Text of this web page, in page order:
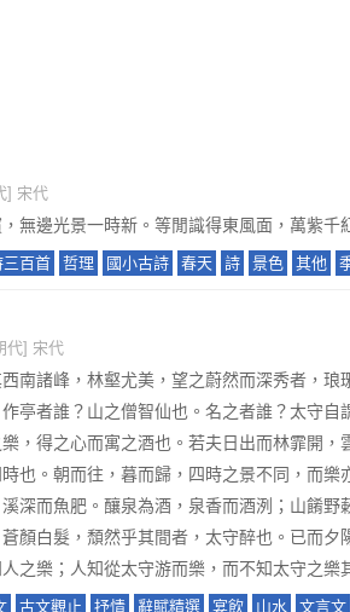
] 宋代
無邊光景一時新。等閒識得東風面，萬紫千
三百首 哲理 國小古詩 春天 詩 景色 其他
代] 宋代
南諸峰，林壑尤美，望之蔚然而深秀者，
亭者誰？山之僧智仙也。名之者誰？太守
，得之心而寓之酒也。若夫日出而林霏開
也。朝而往，暮而歸，四時之景不同，而
深而魚肥。釀泉為酒，泉香而酒洌；山餚
顏白髮，頹然乎其間者，太守醉也。已而
之樂；人知從太守游而樂，而不知太守之
古文觀止 抒情 辭賦精選 宴飲 山水 文言文